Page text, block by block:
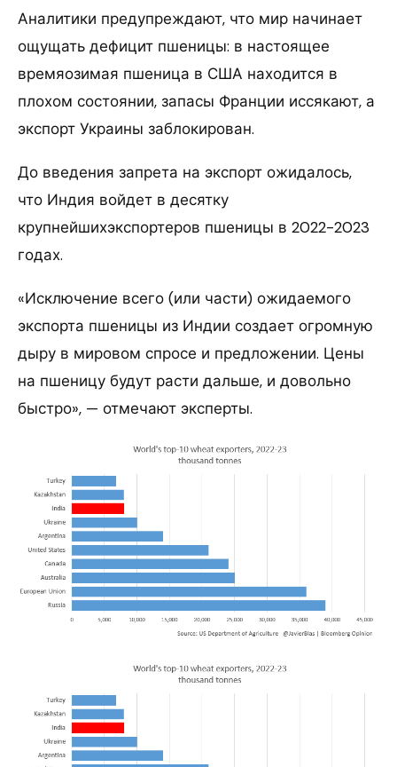
Аналитики предупреждают, что мир начинает
ощущать дефицит пшеницы: в настоящее
времяозимая пшеница в США находится в
плохом состоянии, запасы Франции иссякают, а
экспорт Украины заблокирован.
До введения запрета на экспорт ожидалось,
что Индия войдет в десятку
крупнейшихэкспортеров пшеницы в 2022-2023
годах.
«Исключение всего (или части) ожидаемого
экспорта пшеницы из Индии создает огромную
дыру в мировом спросе и предложении. Цены
на пшеницу будут расти дальше, и довольно
быстро», — отмечают эксперты.